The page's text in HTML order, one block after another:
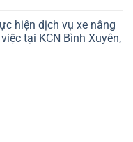
hiện dịch vụ xe nâng
tại KCN Bình Xuyên,